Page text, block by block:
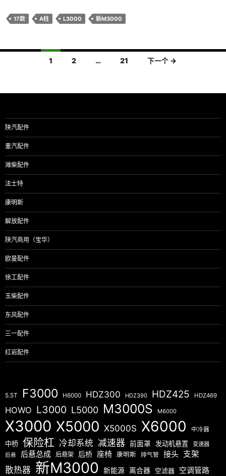
17款 A柱 L3000 新M3000
导
1 2 … 21 下一个 →
陕汽配件
重汽配件
潍柴配件
法士特
康明斯
解放配件
陕汽商用（宝华）
欧曼配件
徐工配件
玉柴配件
东风配件
三一配件
红岩配件
5.5T F3000 H6000 HDZ300 HDZ390 HDZ425 HDZ469
HOWO L3000 L5000 M3000S M6000
X3000 X5000 X5000S X6000 中冷器
中桥 保险杠 冷却系统 减速器 前面罩 发动机悬置 变速器
后悬 后悬总成 后悬架 后桥 座椅 康明斯 排气管 接头 支架
散热器 新M3000 新能源 离合器 空滤器 空调管路